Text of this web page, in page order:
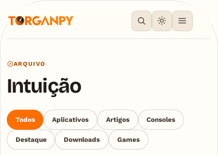
ARQUIVO
Intuição
Todos Aplicativos Artigos Consoles
Destaque Downloads Games